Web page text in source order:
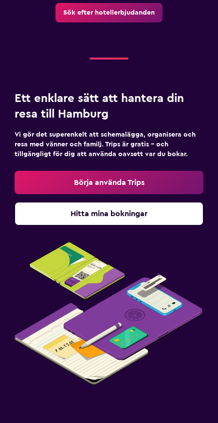
Sök efter hotellerbjudanden
Ett enklare sätt att hantera din
resa till Hamburg
Vi gör det superenkelt att schemalägga, organisera och
resa med vänner och familj. Trips är gratis – och
tillgängligt för dig att använda oavsett var du bokar.
Börja använda Trips
Hitta mina bokningar